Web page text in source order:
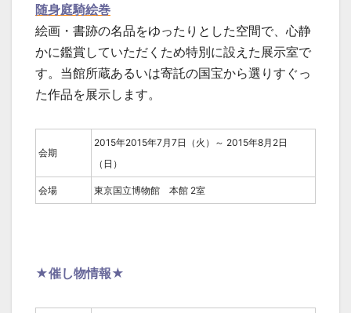
随身庭騎絵巻
絵画・書跡の名品をゆったりとした空間で、心静
かに鑑賞していただくため特別に設えた展示室で
す。当館所蔵あるいは寄託の国宝から選りすぐっ
た作品を展示します。
会期
2015年2015年7月7日（火）～ 2015年8月2日
（日）
会場 東京国立博物館 本館 2室
★催し物情報★